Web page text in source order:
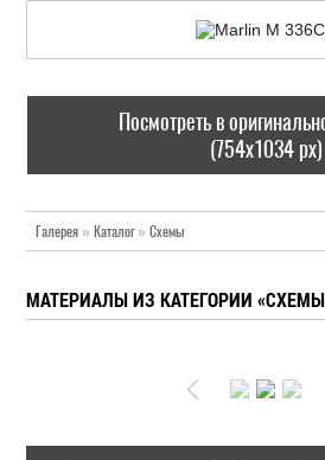
Посмотреть в
(754x1034 px)
Галерея » Каталог» Схемы
МАТЕРИАЛЫ ИЗ КАТЕГОРИИ